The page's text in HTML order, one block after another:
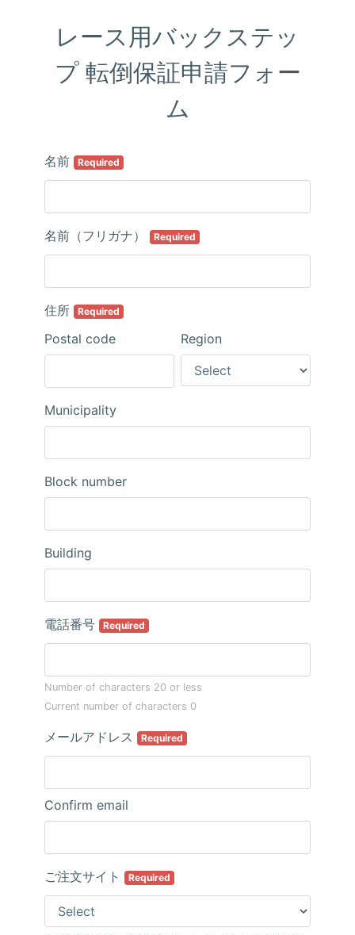
レース用バックステッ
プ 転倒保証申請フォー
ム
名前 Required
名前（フリガナ） Required
住所 Required
Postal code Region
Municipality
Block number
Building
電話番号 Required
Number of characters 20 or less
Current number of characters 0
メールアドレス Required
Confirm email
ご注文サイト Required